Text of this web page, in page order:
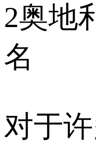
2奥地
名
对于